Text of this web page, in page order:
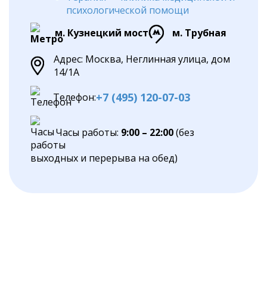
психологической помощи
м. Кузнецкий мост
м. Трубная
Адрес: Москва, Неглинная улица, дом
14/1А
Телефон:+7 (495) 120-07-03
Часы работы: 9:00 – 22:00(без
выходных и перерыва на обед)